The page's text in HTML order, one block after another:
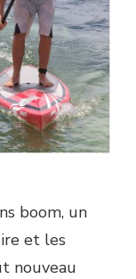
boom, un
et les
nouveau